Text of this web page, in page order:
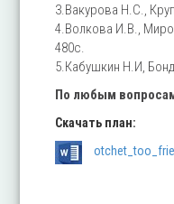
3.Вакурова Н.С.,
4.Волкова И.В.,
480с.
5.Кабушкин Н.И,
По любым
Скачать план: